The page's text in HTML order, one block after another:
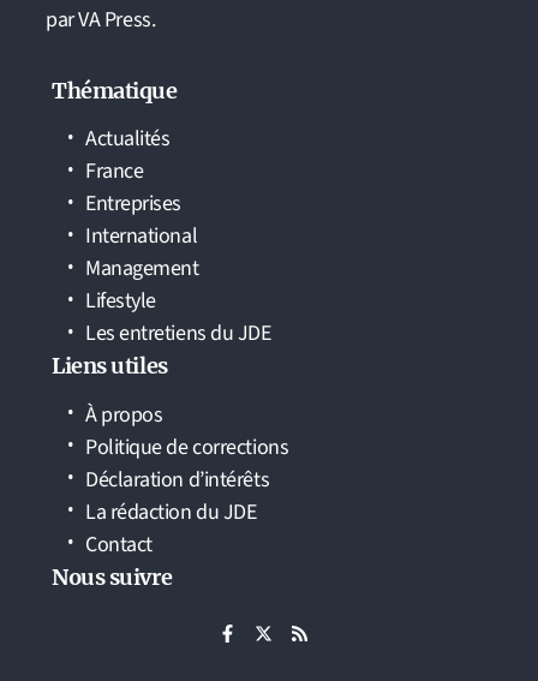
par VA Press.
Thématique
Actualités
France
Entreprises
International
Management
Lifestyle
Les entretiens du JDE
Liens utiles
À propos
Politique de corrections
Déclaration d’intérêts
La rédaction du JDE
Contact
Nous suivre